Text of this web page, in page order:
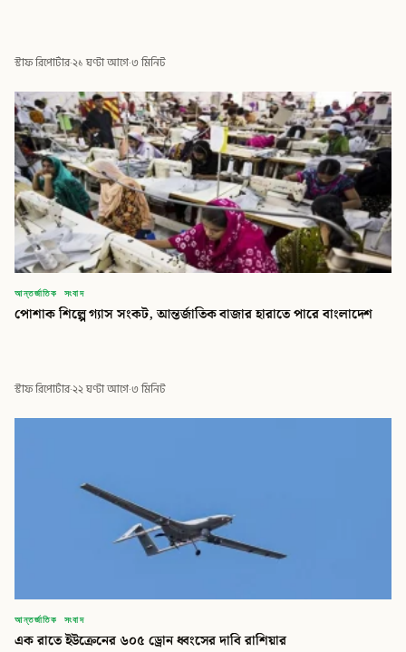
স্টাফ রিপোর্টার·২১ ঘণ্টা আগে·৩ মিনিট
আন্তর্জাতিক সংবাদ
পোশাক শিল্পে গ্যাস সংকট, আন্তর্জাতিক বাজার হারাতে পারে বাংলাদেশ
স্টাফ রিপোর্টার·২২ ঘণ্টা আগে·৩ মিনিট
আন্তর্জাতিক সংবাদ
এক রাতে ইউক্রেনের ৬০৫ ড্রোন ধ্বংসের দাবি রাশিয়ার